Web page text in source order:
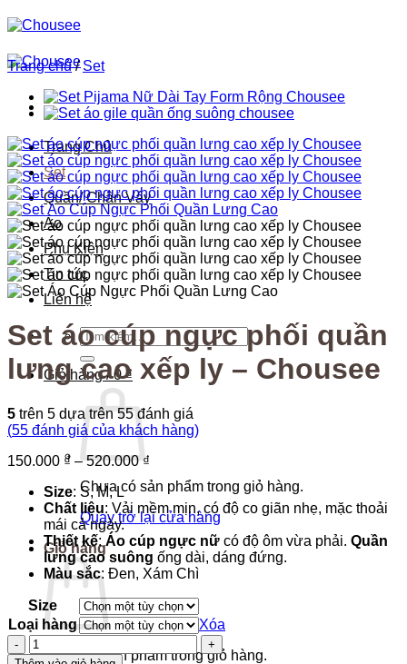
Bỏ
qua
dung
Trang Chủ
Set
Quần/ Chân Váy
Áo
Phụ Kiện
Tin tức
Liên hệ
Tìm
kiếm:
Giỏ hàng /0₫
Chưa có sản phẩm trong giỏ hàng.
Quay trở lại cửa hàng
Giỏ hàng
Chưa có sản phẩm trong giỏ hàng.
Trang chủ / Set
Set áo cúp ngực phối quần
lưng cao xếp ly – Chousee
5 trên 5 dựa trên55đánh giá
(55 đánh giá của khách hàng)
150.000 ₫ – 520.000₫
giá:
từ
150.000 ₫
đến
520.000 ₫
Size: S, M, L
Chất liệu: Vải mềm mịn, có độ co giãn nhẹ, mặc thoải
mái cả ngày.
Thiết kế: Áo cúp ngực nữ có độ ôm vừa phải. Quần
lưng cao suông ống dài, dáng đứng.
Màu sắc: Đen, Xám Chì
Size
Loại hàng
Xóa
Set
áo